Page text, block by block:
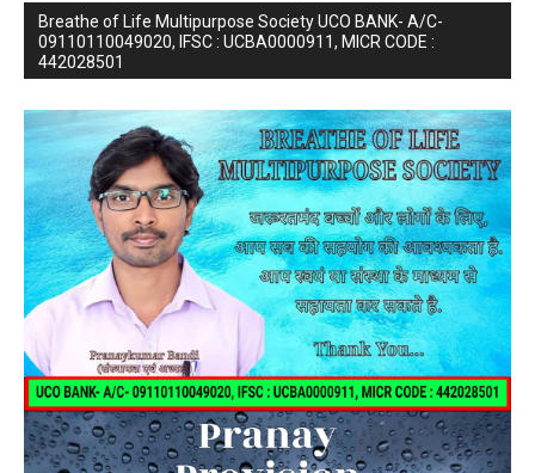
Breathe of Life Multipurpose Society UCO BANK- A/C-
09110110049020, IFSC : UCBA0000911, MICR CODE :
442028501